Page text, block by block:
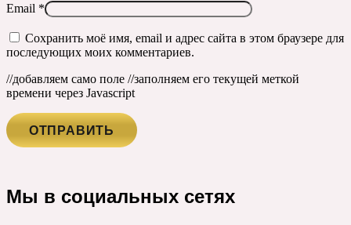
Email *
Сохранить моё имя, email и адрес сайта в этом браузере для
последующих моих комментариев.
//добавляем само поле //заполняем его текущей меткой
времени через Javascript
Мы в социальных сетях